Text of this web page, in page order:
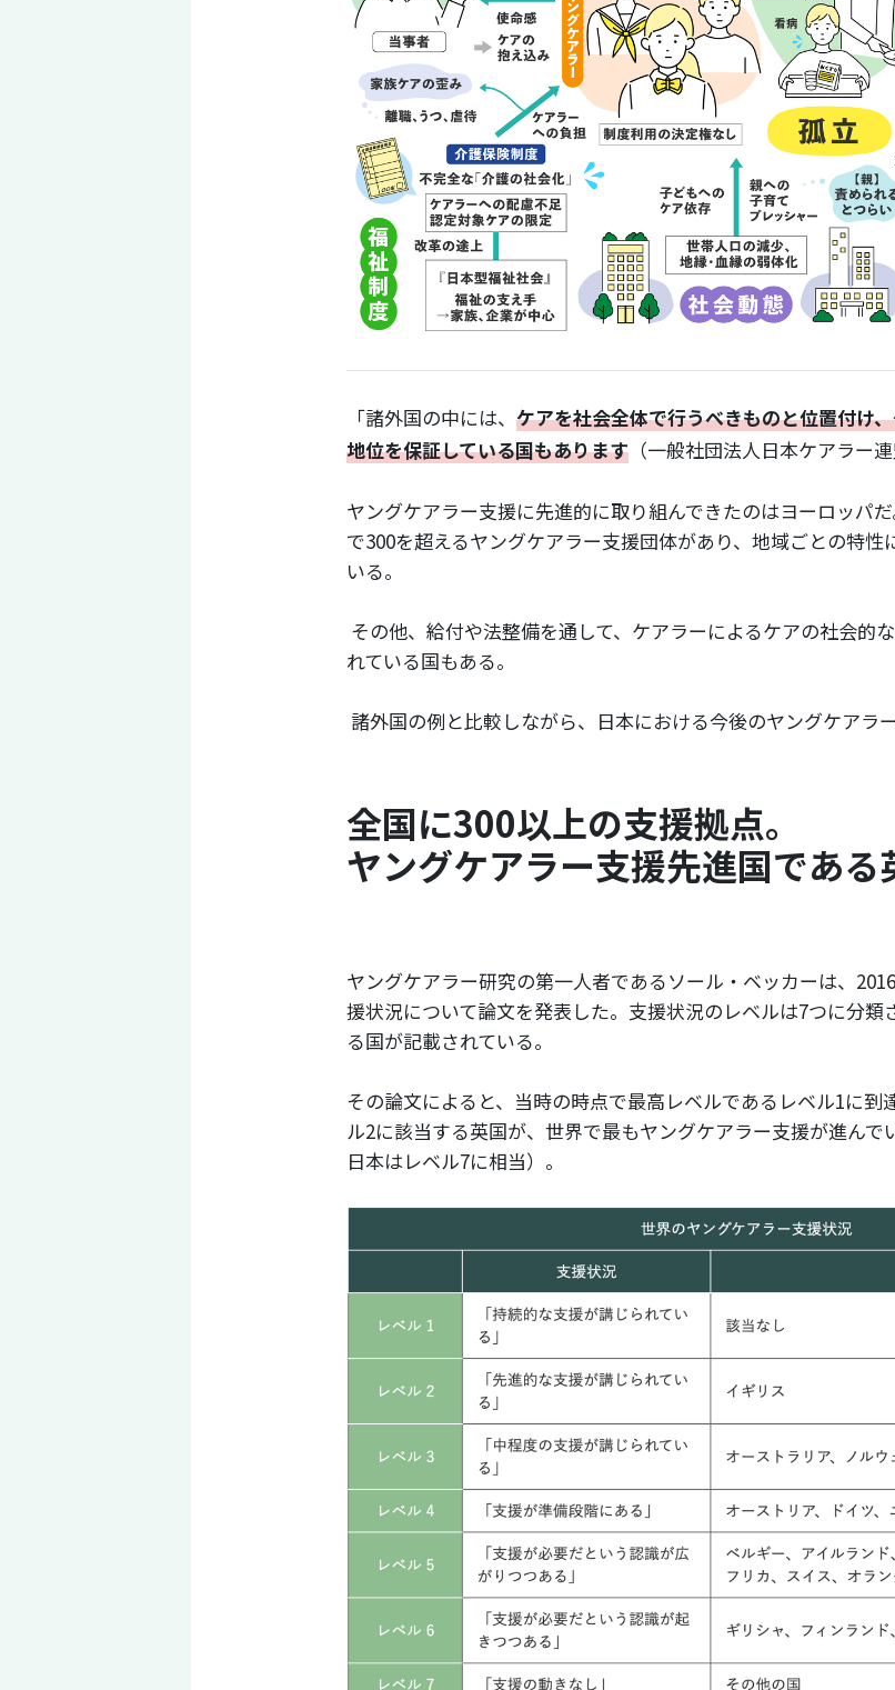
「諸外国の中には、 ケアを社会全体で行うべきものと位置付け
地位を保証している国もあります （一般社団法人日本ケアラー
ヤングケアラー支援に先進的に取り組んできたのはヨーロッパ
で300を超えるヤングケアラー支援団体があり、地域ごとの特性
いる。
その他、給付や法整備を通して、ケアラーによるケアの社会的
れている国もある。
諸外国の例と比較しながら、日本における今後のヤングケアラ
全国に300以上の支援拠点。
ヤングケアラー支援先進国である
ヤングケアラー研究の第一人者であるソール・ベッカーは、
援状況について論文を発表した。支援状況のレベルは7つに分類
る国が記載されている。
その論文によると、当時の時点で最高レベルであるレベル1に到
ル2に該当する英国が、世界で最もヤングケアラー支援が進んで
日本はレベル7に相当）。